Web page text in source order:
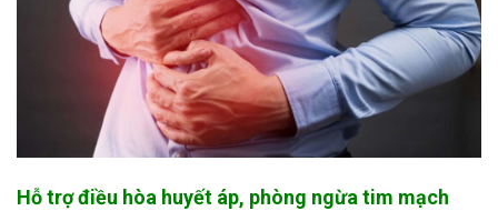
Hỗ trợ điều hòa huyết áp, phòng ngừa tim mạch